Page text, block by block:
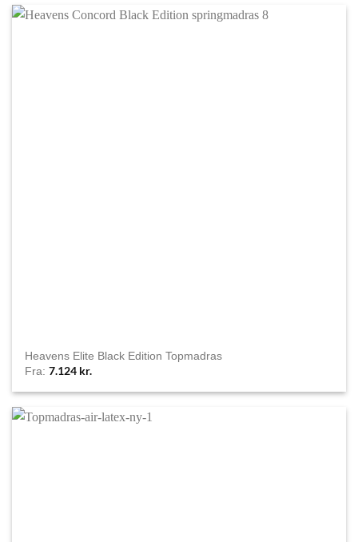
Heavens Elite Black Edition Topmadras
Fra:7.124 kr.